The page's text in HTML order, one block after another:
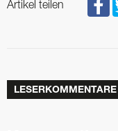
Artikel teilen
LESERKOMMENTARE